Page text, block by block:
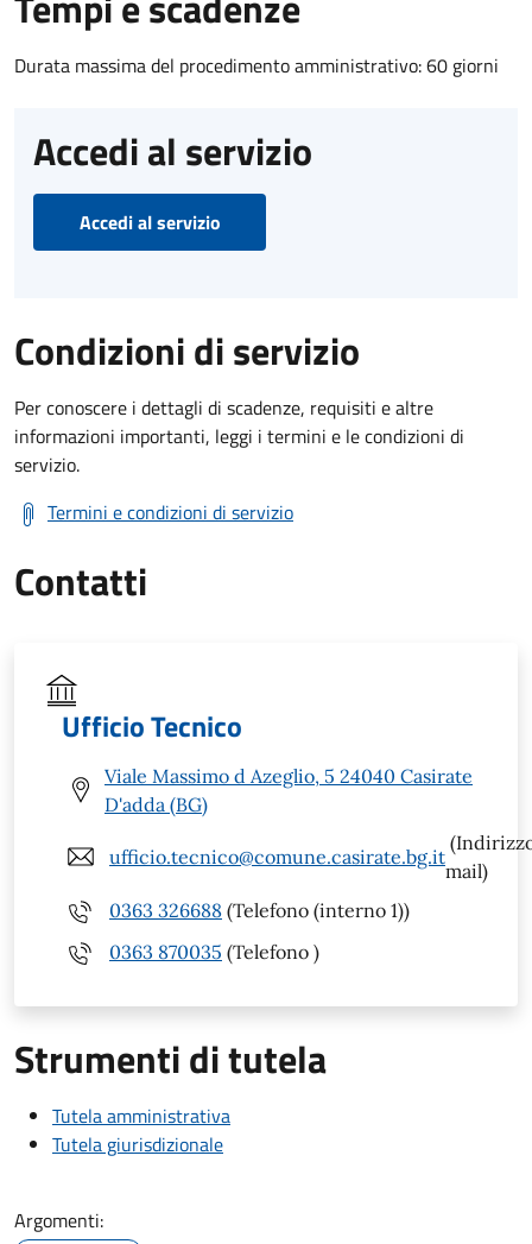
Durata massima del procedimento amministrativo: 60 giorni
Accedi al servizio
Accedi al servizio
Condizioni di servizio
Per conoscere i dettagli di scadenze, requisiti e altre
informazioni importanti, leggi i termini e le condizioni di
servizio.
Termini e condizioni di servizio
Contatti
Ufficio Tecnico
Viale Massimo d Azeglio, 5 24040 Casirate
D'adda (BG)
ufficio.tecnico@comune.casirate.bg.it
mail)
0363 326688 (Telefono (interno 1))
0363 870035 (Telefono )
Strumenti di tutela
Tutela amministrativa
Tutela giurisdizionale
Argomenti: